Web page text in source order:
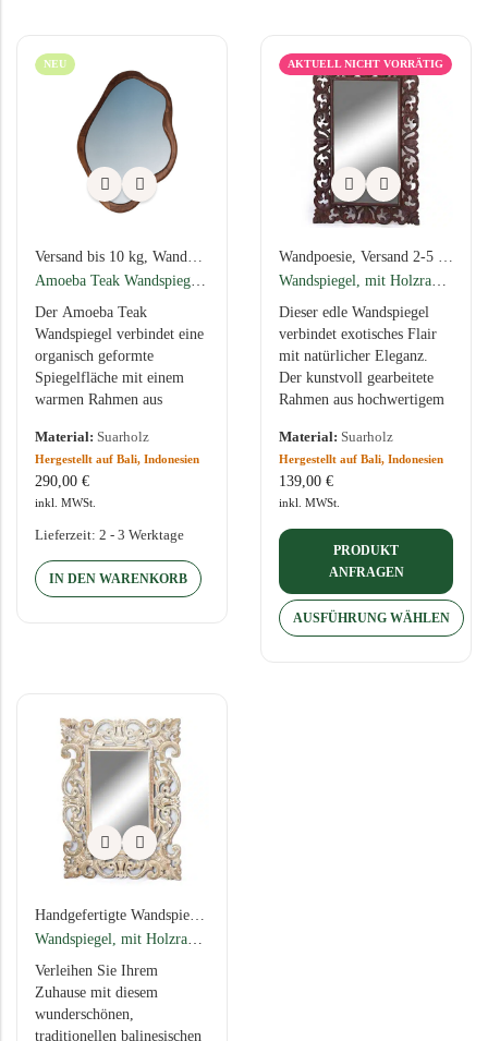
NEU
Versand bis 10 kg, Wandpoesie
Handgefertigte Wandspiegel aus Bali
Amoeba Teak Wandspiegel mit organischem Rahmen
Der Amoeba Teak
Wandspiegel verbindet eine
organisch geformte
Spiegelfläche mit einem
warmen Rahmen aus
asymmetrische, weich
geschwungene Kontur
macht ihn zu einem
außergewöhnlichen…
Material: Suarholz
Hergestellt auf Bali, Indonesien
290,00 €
inkl. MWSt.
Lieferzeit: 2 - 3 Werktage
IN DEN WARENKORB
AKTUELL NICHT VORRÄTIG
Wandpoesie, Versand 2-5 kg
Wandspiegel, mit Holzrahmen in Handarbeit, 2 Varianten, 80x120cm
Dieser edle Wandspiegel
verbindet exotisches Flair
mit natürlicher Eleganz.
Der kunstvoll gearbeitete
Rahmen aus hochwertigem
balinesisches Muster, das
Ihrem Zuhause ein…
Material: Suarholz
Hergestellt auf Bali, Indonesien
139,00 €
inkl. MWSt.
PRODUKT
ANFRAGEN
AUSFÜHRUNG WÄHLEN
Handgefertigte Wandspiegel aus Bali
Wandspiegel, mit Holzrahmen in Handarbeit, 3 Varianten, 60x80cm
Verleihen Sie Ihrem
Zuhause mit diesem
wunderschönen,
traditionellen balinesischen
Blumenständer
Gartenlaternen
Windspiele
Kerzenzauber & Fackeln
Tagesdecken
Wohnschätze
Weinhalter
Glaskunst
FUNDGRUBE
Spar-Angebote
Geschenkideen
Gutscheine